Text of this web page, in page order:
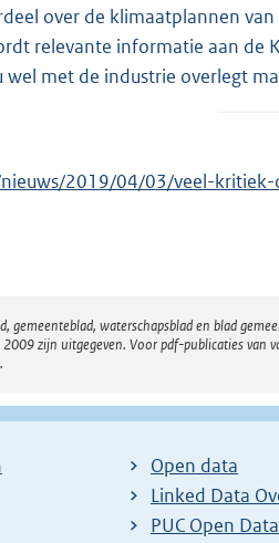
over de klimaatplannen
relevante informatie aan de
met de industrie overlegt
2019/04/03/veel-
waterschapsblad en blad
zijn uitgegeven. Voor pdf-publicaties
Open data
Linked Data
PUC Open Data